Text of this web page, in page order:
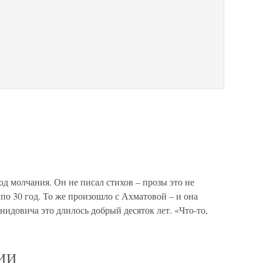
Он не писал стихов – прозы это не
30 год. То же произошло с Ахматовой – и она
это длилось добрый десяток лет. «Что-то,